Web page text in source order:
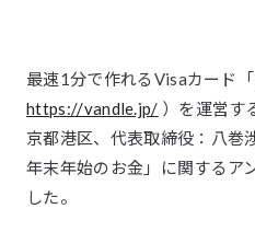
最速1分で作れるVisaカード
https://vandle.jp/ ）を運営す
京都港区、代表取締役：八巻
年末年始のお金」に関するア
した。